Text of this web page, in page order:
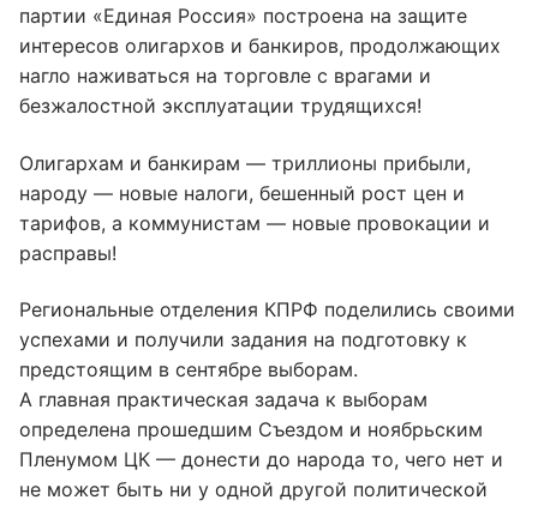
партии «Единая Россия» построена на защите
интересов олигархов и банкиров, продолжающих
нагло наживаться на торговле с врагами и
безжалостной эксплуатации трудящихся!
Олигархам и банкирам — триллионы прибыли,
народу — новые налоги, бешенный рост цен и
тарифов, а коммунистам — новые провокации и
расправы!
Региональные отделения КПРФ поделились своими
успехами и получили задания на подготовку к
предстоящим в сентябре выборам.
А главная практическая задача к выборам
определена прошедшим Съездом и ноябрьским
Пленумом ЦК — донести до народа то, чего нет и
не может быть ни у одной другой политической